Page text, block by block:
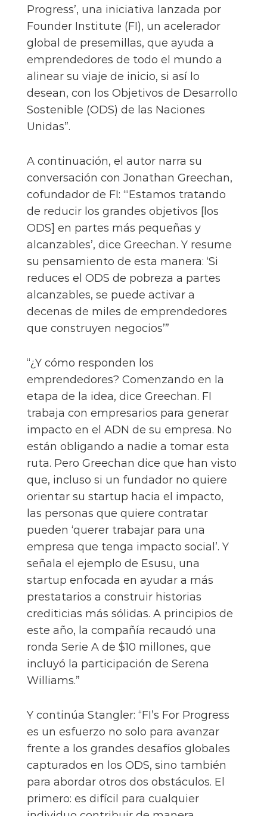
Progress’, una iniciativa lanzada por
Founder Institute (FI), un acelerador
global de presemillas, que ayuda a
emprendedores de todo el mundo a
alinear su viaje de inicio, si así lo
desean, con los Objetivos de Desarrollo
Sostenible (ODS) de las Naciones
Unidas”.
A continuación, el autor narra su
conversación con Jonathan Greechan,
cofundador de FI: “‘Estamos tratando
de reducir los grandes objetivos [los
ODS] en partes más pequeñas y
alcanzables’, dice Greechan. Y resume
su pensamiento de esta manera: ‘Si
reduces el ODS de pobreza a partes
alcanzables, se puede activar a
decenas de miles de emprendedores
que construyen negocios’”
“¿Y cómo responden los
emprendedores? Comenzando en la
etapa de la idea, dice Greechan. FI
trabaja con empresarios para generar
impacto en el ADN de su empresa. No
están obligando a nadie a tomar esta
ruta. Pero Greechan dice que han visto
que, incluso si un fundador no quiere
orientar su startup hacia el impacto,
las personas que quiere contratar
pueden ‘querer trabajar para una
empresa que tenga impacto social’. Y
señala el ejemplo de Esusu, una
startup enfocada en ayudar a más
prestatarios a construir historias
crediticias más sólidas. A principios de
este año, la compañía recaudó una
ronda Serie A de $10 millones, que
incluyó la participación de Serena
Williams.”
Y continúa Stangler: “FI’s For Progress
es un esfuerzo no solo para avanzar
frente a los grandes desafíos globales
capturados en los ODS, sino también
para abordar otros dos obstáculos. El
primero: es difícil para cualquier